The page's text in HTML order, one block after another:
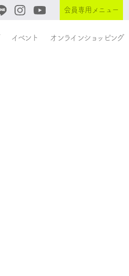
会員専用メニュー
イベント オンラインショッピング